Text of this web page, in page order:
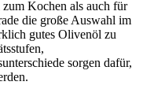
Kochen als auch für
die große Auswahl im
gutes Olivenöl zu
sorgen dafür,